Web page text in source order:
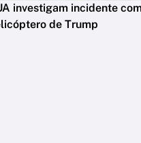
investigam incidente
de Trump